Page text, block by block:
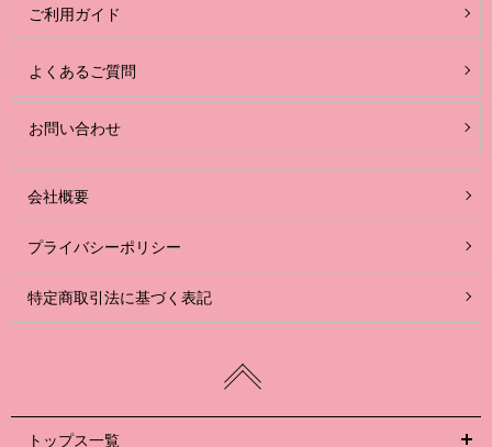
ご利用ガイド
よくあるご質問
お問い合わせ
会社概要
プライバシーポリシー
特定商取引法に基づく表記
トップス一覧